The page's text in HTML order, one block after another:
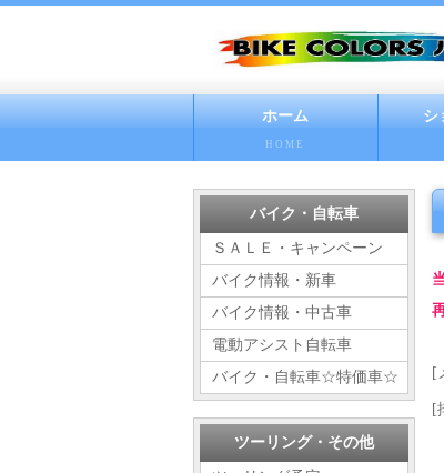
ホーム
HOME
シ
[
[
バイク・自転車
ＳＡＬＥ・キャンペーン
バイク情報・新車
バイク情報・中古車
電動アシスト自転車
バイク・自転車☆特価車☆
ツーリング・その他